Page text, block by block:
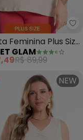
Mulher - Blusa
Feminina Plus Size
GLAM
R$ 89,99
NEW